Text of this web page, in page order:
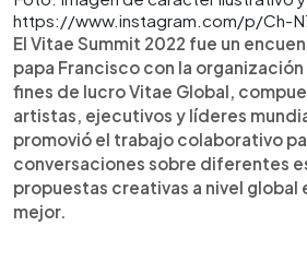
https://www.instagram.com/p/Ch-
El Vitae Summit 2022 fue un
papa Francisco con la
fines de lucro Vitae Global,
artistas, ejecutivos y líderes
promovió el trabajo colaborativo
conversaciones sobre diferentes
propuestas creativas a nivel global
mejor.